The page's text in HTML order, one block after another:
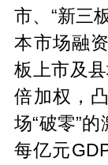
市、“新三
本市场融
板上市及
倍加权，
场“破零”
每亿元